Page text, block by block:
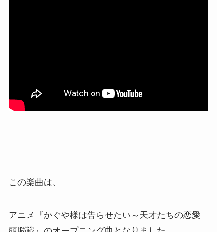
この楽曲は、
アニメ『かぐや様は告らせたい～天才たちの恋愛